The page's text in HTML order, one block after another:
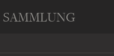
SAMMLUNG